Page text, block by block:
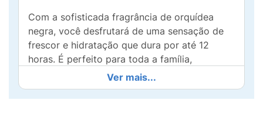
Com a sofisticada fragrância de orquídea
negra, você desfrutará de uma sensação de
frescor e hidratação que dura por até 12
horas. É perfeito para toda a família,
tornando o momento do banho em um ritual
de autocuidado e bem-estar.
Ver mais...